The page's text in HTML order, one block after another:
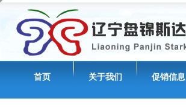
首页 关于我们 促销信息